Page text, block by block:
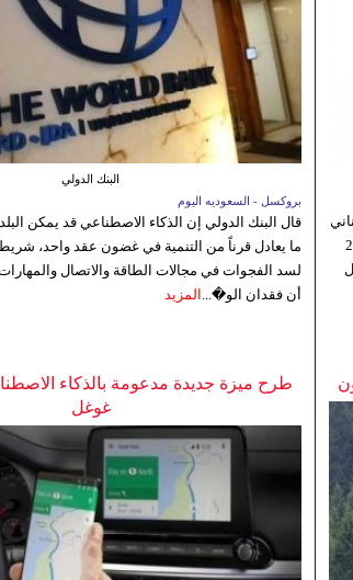
البنك الدولي
بروكسل - السعوديه اليوم
قال البنك الدولي إن الذكاء الاصطناعي قد يمكن
ما يعادل قرناً من التنمية في غضون عقد واحد،
لسد الفجوات في مجالات الطاقة والاتصال
أن فقدان الو�... المزيد
آب الجاري، إلى 23
طرح ميزة جديدة مدعومة بالذكاء
غوغل